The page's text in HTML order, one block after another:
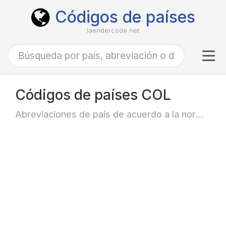
Códigos de países
laendercode.net
Códigos de países COL
Abreviaciones de país de acuerdo a la norma ISO-3166 alfa-3